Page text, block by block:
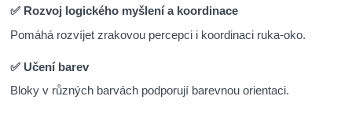
✅ Rozvoj logického myšlení a koordinace
Pomáhá rozvíjet zrakovou percepci i koordinaci ruka-oko.
✅ Učení barev
Bloky v různých barvách podporují barevnou orientaci.